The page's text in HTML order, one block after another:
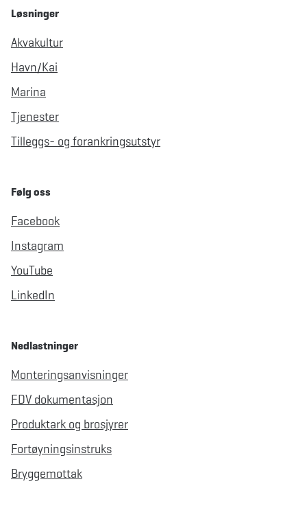
Løsninger
Akvakultur
Havn/Kai
Marina
Tjenester
Tilleggs- og forankringsutstyr
Følg oss
Facebook
Instagram
YouTube
LinkedIn
Nedlastninger
Monteringsanvisninger
FDV dokumentasjon
Produktark og brosjyrer
Fortøyningsinstruks
Bryggemottak